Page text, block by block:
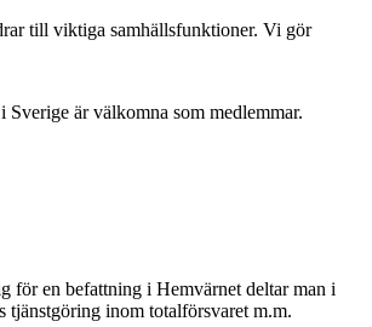
till viktiga samhällsfunktioner. Vi gör
är välkomna som medlemmar.
för en befattning i Hemvärnet deltar man i
tjänstgöring inom totalförsvaret m.m.